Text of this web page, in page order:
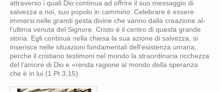
attraverso i quali Dio continua ad offrire il suo messaggio di
salvezza a noi, suo popolo in cammino. Celebrare è essere
immersi nelle grandi gesta divine che vanno dalla creazione al-
l'ultima venuta del Signore. Cristo è il centro di questa grande
storia. Egli continua nella chiesa la sua azione di salvezza, si
inserisce nelle situazioni fondamentali dell'esistenza umana,
perche il cristiano testimoni nel mondo la straordinaria ricchezza
del l'amore di Dio e «renda ragione al mondo della speranza
che è in lui (1 Pt 3,15).